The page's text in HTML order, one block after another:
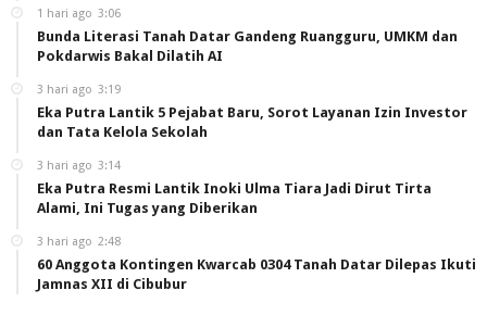
1 hari ago 3:06
Bunda Literasi Tanah Datar Gandeng Ruangguru, UMKM dan
Pokdarwis Bakal Dilatih AI
3 hari ago 3:19
Eka Putra Lantik 5 Pejabat Baru, Sorot Layanan Izin Investor
dan Tata Kelola Sekolah
3 hari ago 3:14
Eka Putra Resmi Lantik Inoki Ulma Tiara Jadi Dirut Tirta
Alami, Ini Tugas yang Diberikan
3 hari ago 2:48
60 Anggota Kontingen Kwarcab 0304 Tanah Datar Dilepas Ikuti
Jamnas XII di Cibubur